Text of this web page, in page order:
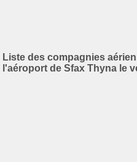
Liste des compagnies
l'aéroport de Sfax Thyna le